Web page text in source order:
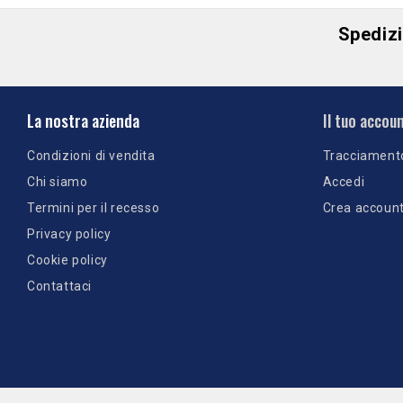
La nostra azienda
Condizioni di vendita
Chi siamo
Termini per il recesso
Privacy policy
Cookie policy
Contattaci
Il tuo
Accedi
Crea